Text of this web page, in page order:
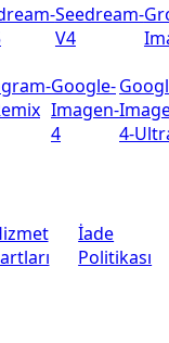
Seedream-
V4
Google-
Imagen-
4
4-
İade
Politikası